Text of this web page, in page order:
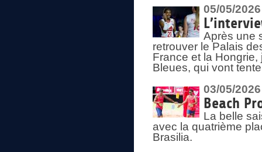
05/05/2026
Après une
retrouver le Palais
France et la Hongrie,
Bleues, qui vont
03/05/2026
Beach
La belle
avec la quatrième
Brasilia.